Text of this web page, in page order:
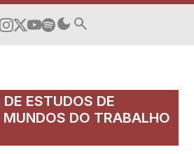
ESTUDOS DE
DO TRABALHO